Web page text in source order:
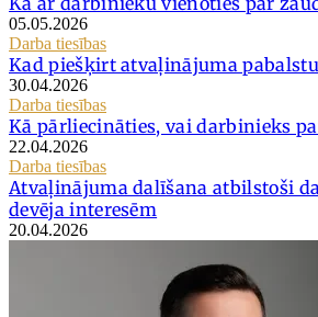
05.05.2026
Darba tiesības
Kad piešķirt atvaļinājuma
30.04.2026
Darba tiesības
Kā pārliecināties, vai darbinieks
22.04.2026
Darba tiesības
Atvaļinājuma dalīšana atbilstoši
devēja interesēm
20.04.2026